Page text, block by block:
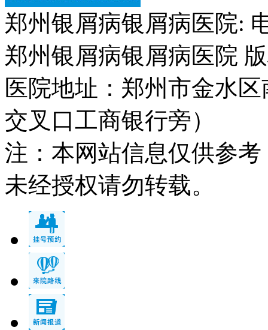
郑州银屑病银屑病医院:
郑州银屑病银屑病医院
医院地址：郑州市金水
交叉口工商银行旁）
注：本网站信息仅供参
未经授权请勿转载。